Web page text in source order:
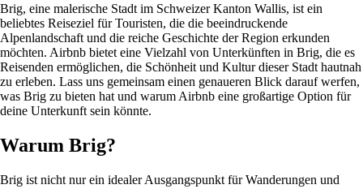
Brig, eine malerische Stadt im Schweizer Kanton Wallis, ist ein
beliebtes Reiseziel für Touristen, die die beeindruckende
Alpenlandschaft und die reiche Geschichte der Region erkunden
möchten. Airbnb bietet eine Vielzahl von Unterkünften in Brig, die es
Reisenden ermöglichen, die Schönheit und Kultur dieser Stadt hautnah
zu erleben. Lass uns gemeinsam einen genaueren Blick darauf werfen,
was Brig zu bieten hat und warum Airbnb eine großartige Option für
deine Unterkunft sein könnte.
Warum Brig?
Brig ist nicht nur ein idealer Ausgangspunkt für Wanderungen und